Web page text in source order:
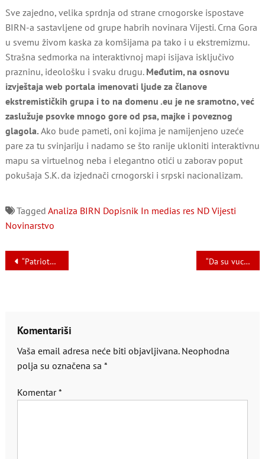
Sve zajedno, velika sprdnja od strane crnogorske ispostave
BIRN-a sastavljene od grupe habrih novinara Vijesti. Crna Gora
u svemu živom kaska za komšijama pa tako i u ekstremizmu.
Strašna sedmorka na interaktivnoj mapi isijava isključivo
prazninu, ideološku i svaku drugu. Međutim, na osnovu
izvještaja web portala imenovati ljude za članove
ekstremističkih grupa i to na domenu .eu je ne sramotno, već
zaslužuje psovke mnogo gore od psa, majke i poveznog
glagola. Ako bude pameti, oni kojima je namijenjeno uzeće
pare za tu svinjariju i nadamo se što ranije ukloniti interaktivnu
mapu sa virtuelnog neba i elegantno otići u zaborav poput
pokušaja S.K. da izjednači crnogorski i srpski nacionalizam.
Tagged Analiza BIRN Dopisnik In medias res ND Vijesti
Novinarstvo
Navigacija
“Patriotski” soundtrack “Da su vuci zasitili bi se, da su ljudi postiđeli bi se!”
Komentariši
Vaša email adresa neće biti objavljivana. Neophodna
polja su označena sa *
Komentar*